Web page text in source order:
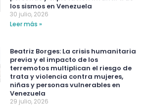
los sismos en Venezuela
30 julio, 2026
Leer más »
Beatriz Borges: La crisis humanitaria
previa y el impacto de los
terremotos multiplican el riesgo de
trata y violencia contra mujeres,
niñas y personas vulnerables en
Venezuela
29 julio, 2026